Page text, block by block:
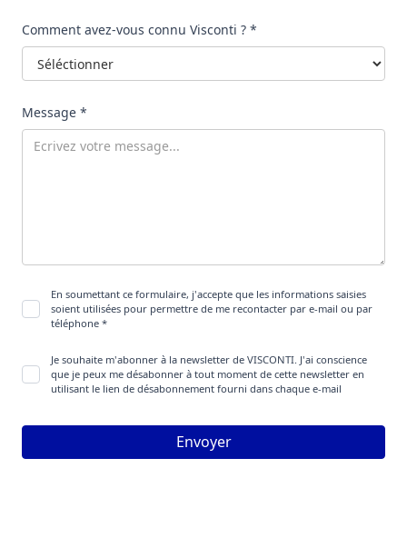
Comment avez-vous connu Visconti ? *
Message *
En soumettant ce formulaire, j'accepte que les informations saisies
soient utilisées pour permettre de me recontacter par e-mail ou par
téléphone *
Je souhaite m'abonner à la newsletter de VISCONTI. J'ai conscience
que je peux me désabonner à tout moment de cette newsletter en
utilisant le lien de désabonnement fourni dans chaque e-mail